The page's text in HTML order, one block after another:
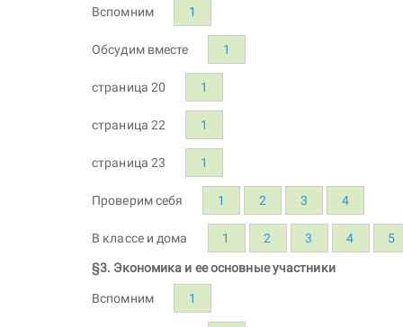
Вспомним 1
Обсудим вместе 1
страница 20 1
страница 22 1
страница 23 1
Проверим себя 1 2 3 4
В классе и дома 1 2 3 4 5
§3. Экономика и ее основные участники
Вспомним 1